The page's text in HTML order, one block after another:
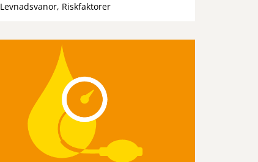
Levnadsvanor, Riskfaktorer